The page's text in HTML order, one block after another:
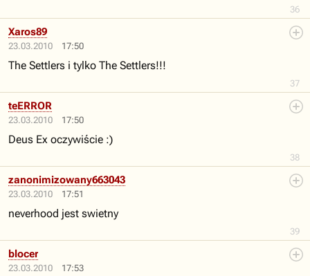
36
23.03.2010 17:50
37
Xaros89
The Settlers i tylko The Settlers!!!
23.03.2010 17:50
38
teERROR
Deus Ex oczywiście :)
23.03.2010 17:51
39
zanonimizowany663043
neverhood jest swietny
23.03.2010 17:53
blocer